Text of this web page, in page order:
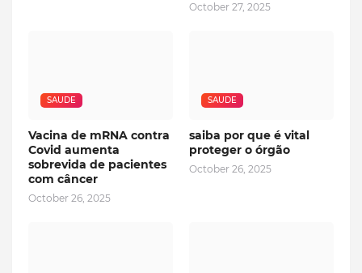
October 27, 2025
SAUDE
Vacina de mRNA contra
Covid aumenta
sobrevida de pacientes
com câncer
October 26, 2025
SAUDE
saiba por que é vital
proteger o órgão
October 26, 2025